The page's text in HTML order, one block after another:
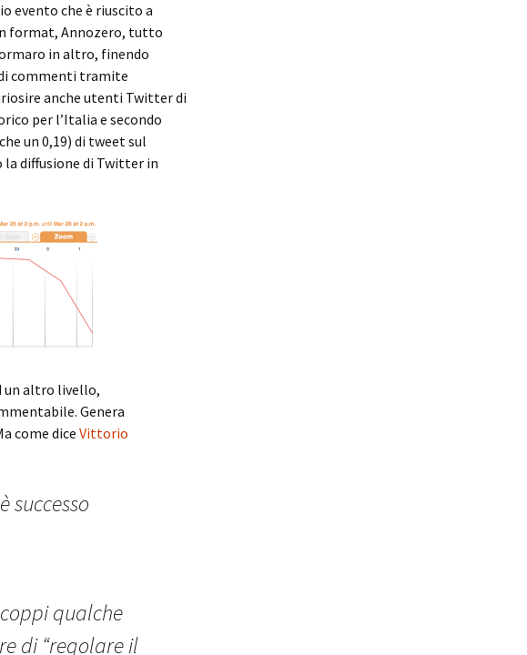
evento che è riuscito a
format, Annozero, tutto
in altro, finendo
commenti tramite
anche utenti Twitter di
per l’Italia e secondo
un 0,19) di tweet sul
diffusione di Twitter in
un altro livello,
Genera
come dice Vittorio
successo
qualche
di “regolare il